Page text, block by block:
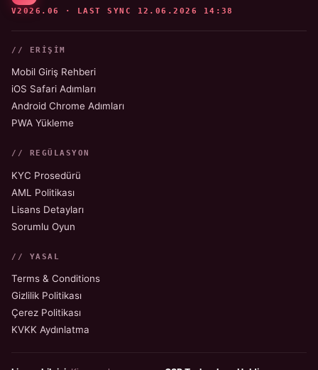
V2026.06 · LAST SYNC 12.06.2026 14:38
// ERIŞIM
Mobil Giriş Rehberi
iOS Safari Adımları
Android Chrome Adımları
PWA Yükleme
// REGÜLASYON
KYC Prosedürü
AML Politikası
Lisans Detayları
Sorumlu Oyun
// YASAL
Terms & Conditions
Gizlilik Politikası
Çerez Politikası
KVKK Aydınlatma